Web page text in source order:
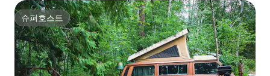
슈퍼호스트
슈퍼호스트